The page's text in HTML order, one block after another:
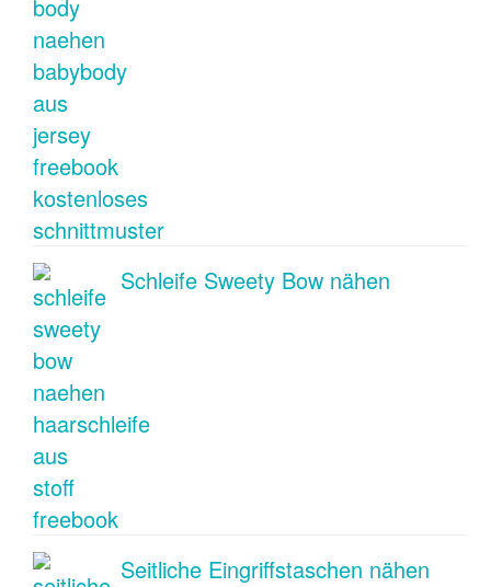
Schleife Sweety Bow nähen
Seitliche Eingriffstaschen nähen